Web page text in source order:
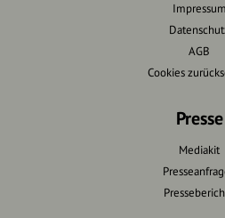
Impressum
AGB
Cookies
Presse
Mediakit